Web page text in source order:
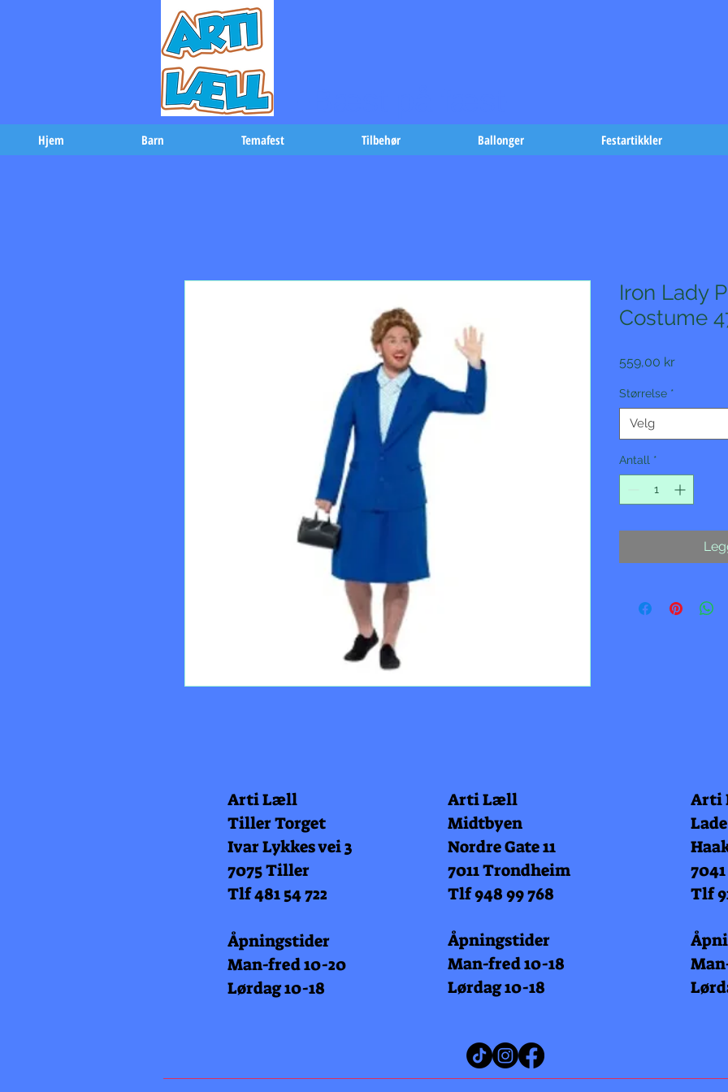
Hjem Barn Temafest Tilbehør Ballonger Festartikkler
Iron Lady
Costume
559,00 krPris
Størrelse *
Velg
Antall *
Arti Læll
Tiller Torget
Ivar Lykkes vei 3
7075 Tiller
Tlf 481 54 722
Åpningstider
Man-fred 10-20
Lørdag 10-18
Arti Læll
Midtbyen
Nordre Gate 11
7011 Trondheim
Tlf 948 99 768
Åpningstider
Man-fred 10-18
Lørdag 10-18
Arti
Tlf